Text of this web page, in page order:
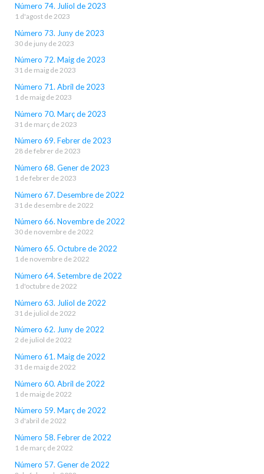
Número 74. Juliol de 2023
1 d'agost de 2023
Número 73. Juny de 2023
30 de juny de 2023
Número 72. Maig de 2023
31 de maig de 2023
Número 71. Abril de 2023
1 de maig de 2023
Número 70. Març de 2023
31 de març de 2023
Número 69. Febrer de 2023
28 de febrer de 2023
Número 68. Gener de 2023
1 de febrer de 2023
Número 67. Desembre de 2022
31 de desembre de 2022
Número 66. Novembre de 2022
30 de novembre de 2022
Número 65. Octubre de 2022
1 de novembre de 2022
Número 64. Setembre de 2022
1 d'octubre de 2022
Número 63. Juliol de 2022
31 de juliol de 2022
Número 62. Juny de 2022
2 de juliol de 2022
Número 61. Maig de 2022
31 de maig de 2022
Número 60. Abril de 2022
1 de maig de 2022
Número 59. Març de 2022
3 d'abril de 2022
Número 58. Febrer de 2022
1 de març de 2022
Número 57. Gener de 2022